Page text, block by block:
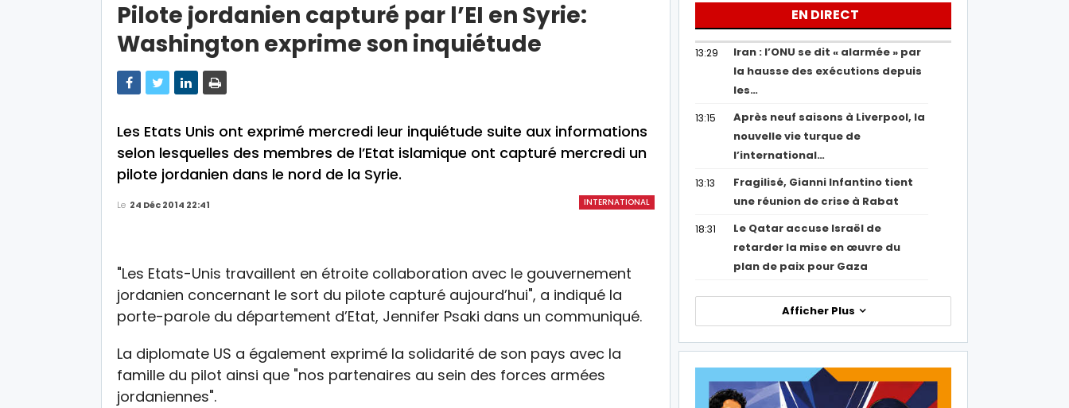
Pilote jordanien capturé par l’EI en Syrie:
Washington exprime son inquiétude
Les Etats Unis ont exprimé mercredi leur inquiétude suite aux informations
selon lesquelles des membres de l’Etat islamique ont capturé mercredi un
pilote jordanien dans le nord de la Syrie.
INTERNATIONAL
Le 24 Déc 2014 22:41
"Les Etats-Unis travaillent en étroite collaboration avec le gouvernement
jordanien concernant le sort du pilote capturé aujourd’hui", a indiqué la
porte-parole du département d’Etat, Jennifer Psaki dans un communiqué.
La diplomate US a également exprimé la solidarité de son pays avec la
famille du pilot ainsi que "nos partenaires au sein des forces armées
jordaniennes".
EN DIRECT
13:29
Iran : l’ONU se dit « alarmée » par
la hausse des exécutions depuis
les…
13:15
Après neuf saisons à Liverpool, la
nouvelle vie turque de
l’international…
13:13
Fragilisé, Gianni Infantino tient
une réunion de crise à Rabat
18:31
Le Qatar accuse Israël de
retarder la mise en œuvre du
plan de paix pour Gaza
Afficher Plus